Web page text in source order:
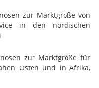
zur Marktgröße von
in den nordischen
zur Marktgröße für
Osten und in Afrika,